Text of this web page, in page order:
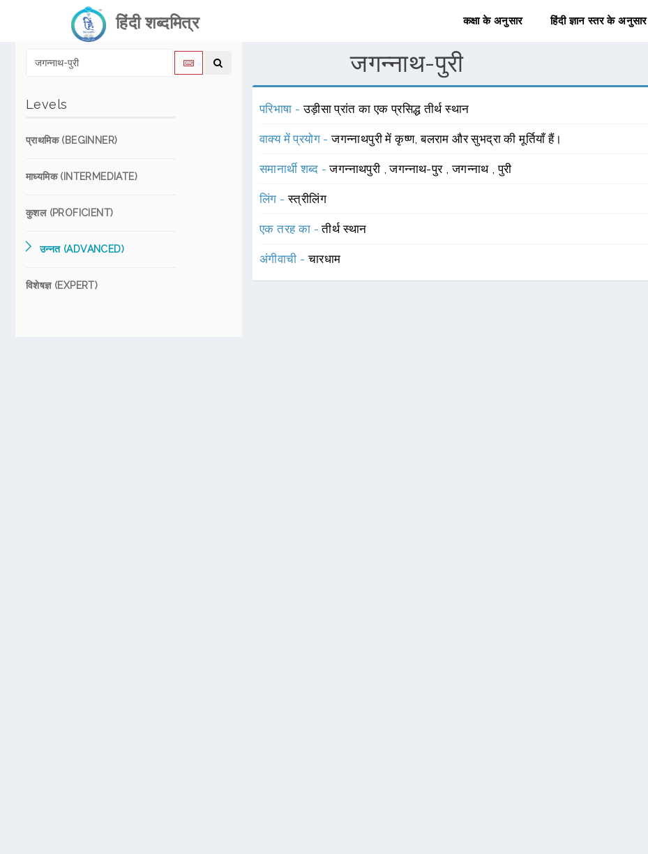
हिंदी शब्दमित्र कक्षा के अनुसार हिंदी ज्ञान स्तर के अनुसार
Levels
प्राथमिक (BEGINNER)
माध्यमिक (INTERMEDIATE)
कुशल (PROFICIENT)
उन्नत (ADVANCED)
विशेषज्ञ (EXPERT)
जगन्नाथ-पुरी
परिभाषा -उड़ीसा प्रांत का एक प्रसिद्ध तीर्थ स्थान
वाक्य में प्रयोग -जगन्नाथपुरी में कृष्ण, बलराम और सुभद्रा की मूर्तियाँ हैं।
समानार्थी शब्द -जगन्नाथपुरी ,जगन्नाथ-पुर ,जगन्नाथ ,पुरी
लिंग -स्त्रीलिंग
एक तरह का -तीर्थ स्थान
अंगीवाची -चारधाम